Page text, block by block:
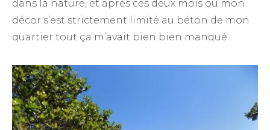
dans la nature, et après ces deux mois où mon
décor s’est strictement limité au béton de mon
quartier tout ça m’avait bien bien manqué.